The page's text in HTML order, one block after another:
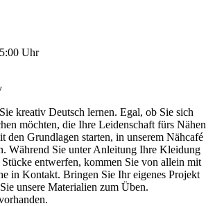
Uhr
kreativ Deutsch lernen. Egal, ob Sie sich
möchten, die Ihre Leidenschaft fürs Nähen
den Grundlagen starten, in unserem Nähcafé
Während Sie unter Anleitung Ihre Kleidung
Stücke entwerfen, kommen Sie von allein mit
in Kontakt. Bringen Sie Ihr eigenes Projekt
unsere ­Materialien zum Üben.